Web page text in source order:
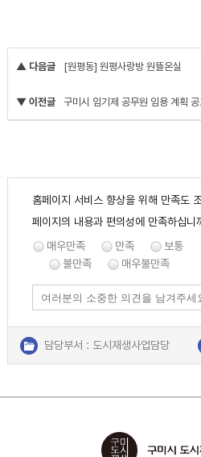
▲ 다음글 [원평동] 원평사랑방 원뜰온실
▼ 이전글 구미시 임기제 공무원 임용 계획
홈페이지 서비스 향상을 위해 만족도
페이지의 내용과 편의성에 만족하십니
매우만족
만족
보통
불만족
매우불만족
담당부서 : 도시재생사업담당